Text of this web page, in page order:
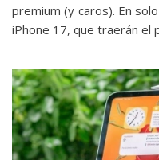
premium (y caros). En
iPhone 17, que traerán el